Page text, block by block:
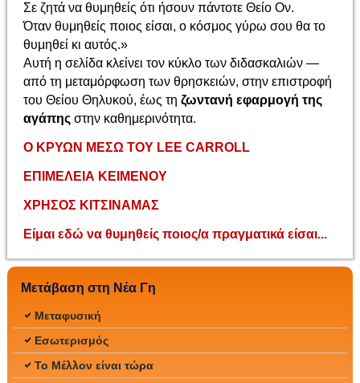
Σε ζητά να θυμηθείς ότι ήσουν πάντοτε Θείο Ον.
Όταν θυμηθείς ποιος είσαι, ο κόσμος γύρω σου θα το
θυμηθεί κι αυτός.»
Αυτή η σελίδα κλείνει τον κύκλο των διδασκαλιών —
από τη μεταμόρφωση των θρησκειών, στην επιστροφή
του Θείου Θηλυκού, έως τηζωντανή εφαρμογή της
αγάπης στην καθημερινότητα.
Ο ΚΡΥΩΝ ΜΕΣΩ ΤΟΥ LEE CARROLL
ΕΠΙΜΕΛΕΙΑ ΚΕΙΜΕΝΟΥ
ΧΡΗΣΟΣ ΚΙΤΣΙΝΑΜΑΣ
Είμαι εδώ να θυμηθείς ποιος/α πραγματικά είσαι...
Μετάβαση στη Νέα Γη
Μεταφυσική
Εσωτερισμός
Το Μέλλον είναι τώρα